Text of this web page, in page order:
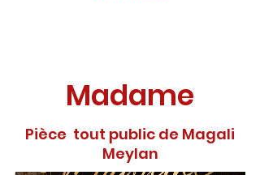
Madame
Pièce tout public de Magali
Meylan